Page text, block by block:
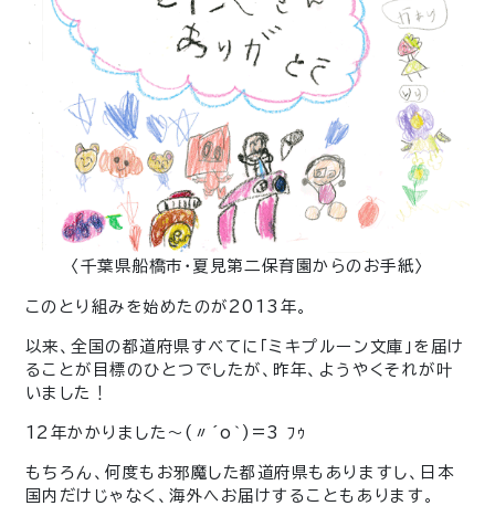
〈千葉県船橋市・夏見第二保育園からのお手紙〉
このとり組みを始めたのが2013年。
以来、全国の都道府県すべてに「ミキプルーン文庫」を届け
ることが目標のひとつでしたが、昨年、ようやくそれが叶
いました！
12年かかりました〜(〃´o｀)=3 ﾌｩ
もちろん、何度もお邪魔した都道府県もありますし、日本
国内だけじゃなく、海外へお届けすることもあります。